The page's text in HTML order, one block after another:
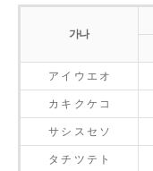
가나
ア イ ウ エ オ
カ キ ク ケ コ
サ シ ス セ ソ
タ チ ツ テ ト